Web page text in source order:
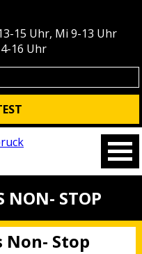
15 Uhr, Mi 9-13 Uhr
16 Uhr
NON- STOP
Stop